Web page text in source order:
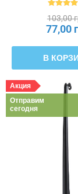
103,00
77,00
В
Акция
Отправим
сегодня